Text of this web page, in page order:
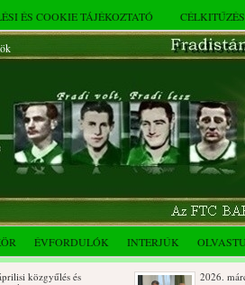
ÉS COOKIE TÁJÉKOZTATÓ
ÉVFORDULÓK INTERJÚK
és
2026. márciusi